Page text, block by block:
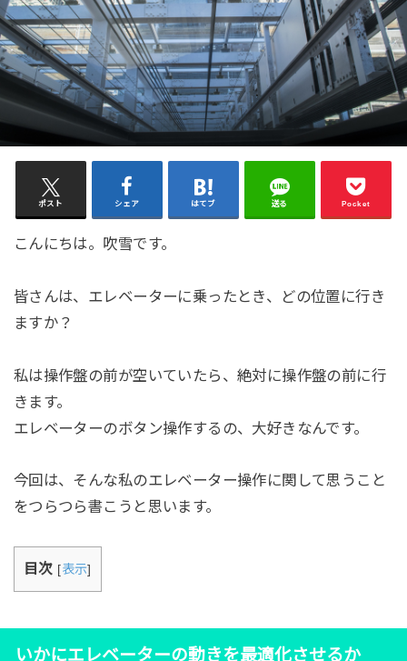
ポスト シェア はてブ 送る Pocket
こんにちは。吹雪です。
皆さんは、エレベーターに乗ったとき、どの位置に行き
ますか？
私は操作盤の前が空いていたら、絶対に操作盤の前に行
きます。
エレベーターのボタン操作するの、大好きなんです。
今回は、そんな私のエレベーター操作に関して思うこと
をつらつら書こうと思います。
目次 [表示]
いかにエレベーターの動きを最適化させるか